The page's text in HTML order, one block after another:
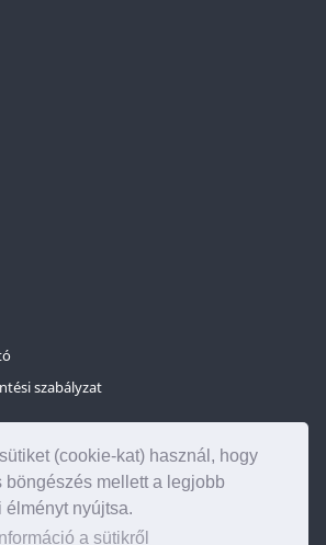
(cookie-kat) használ, hogy
böngészés mellett a legjobb
élményt nyújtsa.
a sütikről
szabályzat